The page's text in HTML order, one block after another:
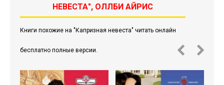
НЕВЕСТА", ОЛЛБИ АЙРИС
Книги похожие на "Капризная невеста" читать онлайн
бесплатно полные версии.